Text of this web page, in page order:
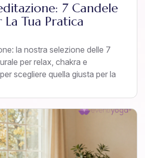
7 Candele
Tua Pratica
la nostra selezione delle 7
per relax, chakra e
scegliere quella giusta per la